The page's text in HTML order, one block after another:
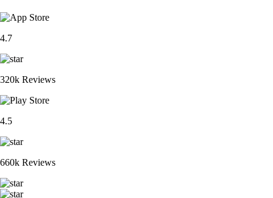
4.7
320k Reviews
4.5
660k Reviews